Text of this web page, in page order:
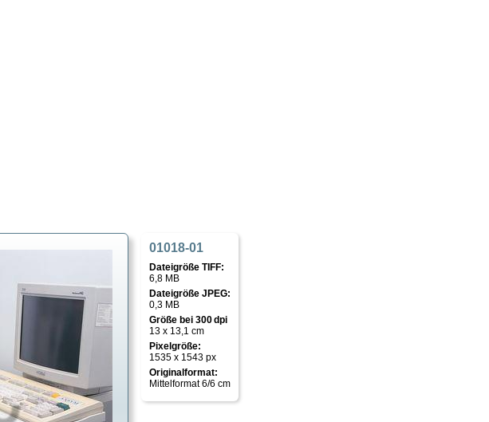
01018-01
Dateigröße TIFF:
6,8 MB
Dateigröße JPEG:
0,3 MB
Größe bei 300 dpi
13 x 13,1 cm
Pixelgröße:
1535 x 1543 px
Originalformat:
Mittelformat 6/6 cm